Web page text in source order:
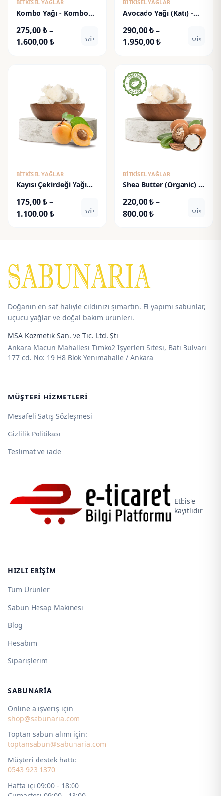
BITKISEL YAĞLAR
Kombo Yağı - Kombo
275,00₺–
1.600,00₺Fiyat
1.600,00 ₺
visibility
BITKISEL YAĞLAR
Avocado Yağı (Katı) -
290,00₺–
1.950,00₺Fiyat
1.950,00 ₺
BITKISEL YAĞLAR
Kayısı Çekirdeği Yağı
Butter
175,00₺–
1.100,00₺Fiyat
visibility
BITKISEL YAĞLAR
Shea Butter (Organic) -
220,00₺–
800,00₺Fiyat
Doğanın en saf haliyle cildinizi şımartın. El yapımı sabunlar,
uçucu yağlar ve doğal bakım ürünleri.
MSA Kozmetik San. ve Tic. Ltd. Şti
Ankara Macun Mahallesi Timko2 İşyerleri Sitesi, Batı Bulvarı
177 cd. No: 19 H8 Blok Yenimahalle / Ankara
MÜŞTERI HIZMETLERI
Mesafeli Satış Sözleşmesi
Gizlilik Politikası
Teslimat ve iade
Etbis'e
kayıtlıdır
HIZLI ERIŞIM
Tüm Ürünler
Sabun Hesap Makinesi
Blog
Hesabım
Siparişlerim
SABUNARIA
Online alışveriş için:
shop@sabunaria.com
Toptan sabun alımı için:
toptansabun@sabunaria.com
Müşteri destek hattı:
0543 923 1370
Hafta içi 09:00 - 18:00